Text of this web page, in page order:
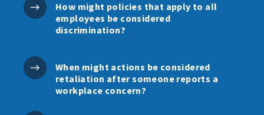
How might policies that apply to all
employees be considered
discrimination?
When might actions be considered
retaliation after someone reports a
workplace concern?